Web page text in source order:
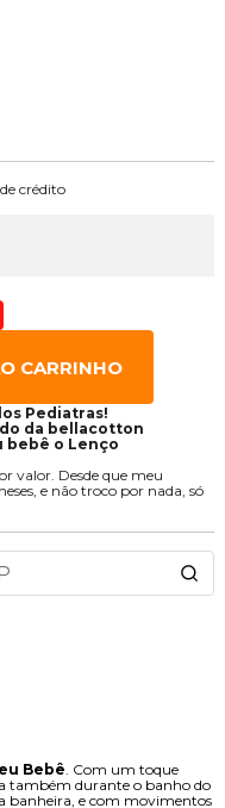
crédito
CARRINHO
Pediatras!
da bellacotton
bebê o Lenço
valor. Desde que meu
e não troco por nada, só
Bebê. Com um toque
também durante o banho do
banheira, e com movimentos